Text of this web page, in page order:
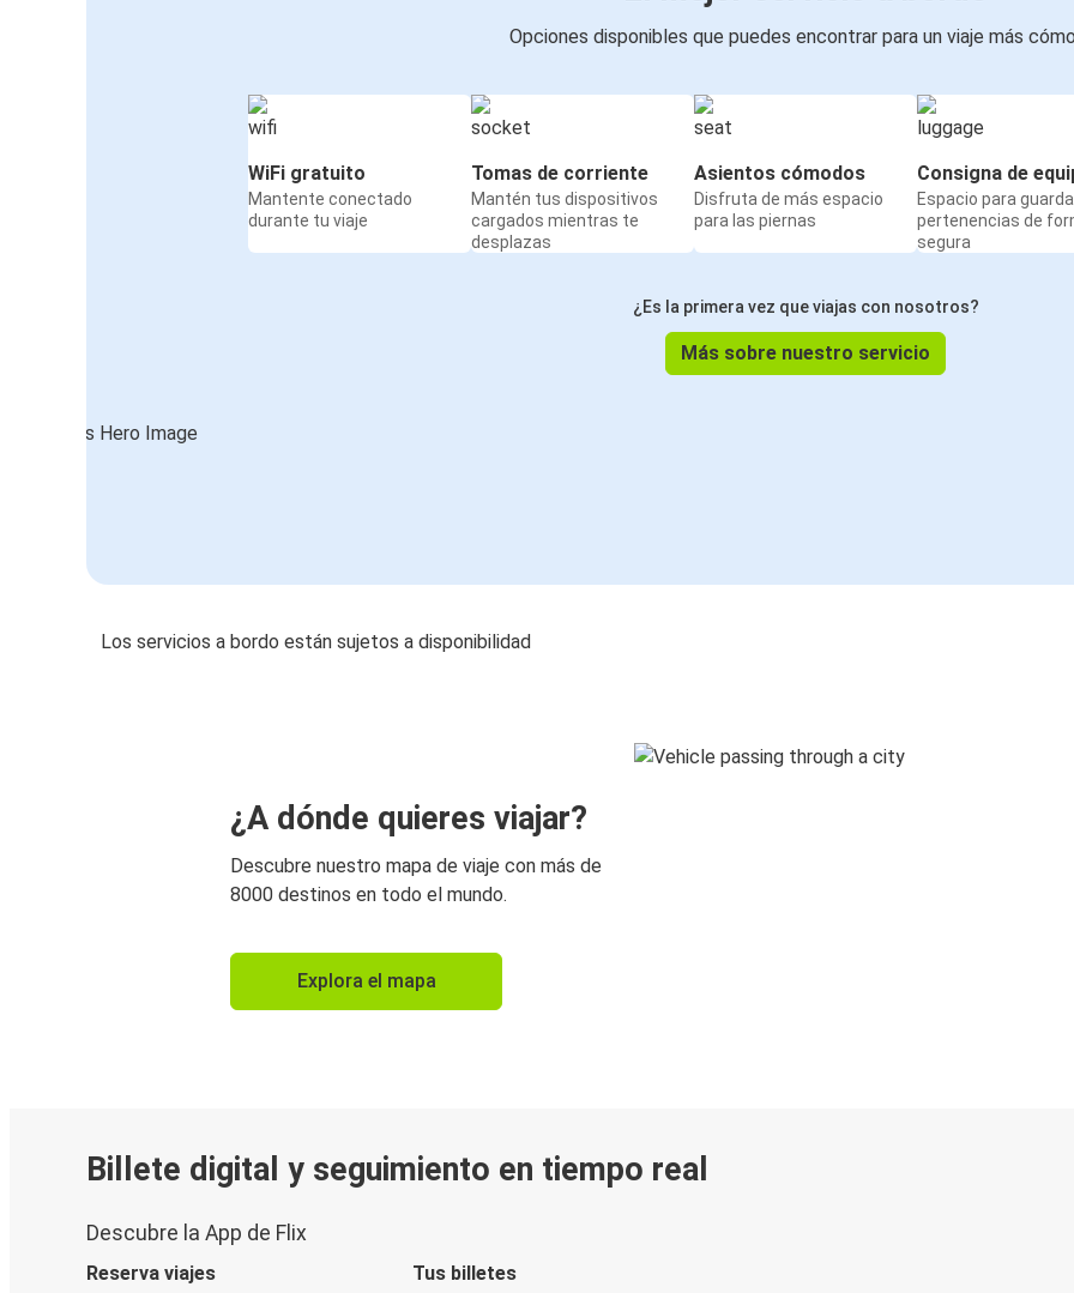
Opciones disponibles que puedes encontrar para un viaje más
WiFi gratuito
Mantente conectado
durante tu viaje
Tomas de corriente
Mantén tus dispositivos
cargados mientras te
desplazas
Asientos cómodos
Disfruta de más espacio
para las piernas
Consigna de
Espacio para
pertenencias de
segura
¿Es la primera vez que viajas con nosotros?
Más sobre nuestro servicio
Los servicios a bordo están sujetos a disponibilidad
¿A dónde quieres viajar?
Descubre nuestro mapa de viaje con más de
8000 destinos en todo el mundo.
Explora el mapa
Billete digital y seguimiento en tiempo real
Descubre la App de Flix
Reserva viajes Tus billetes